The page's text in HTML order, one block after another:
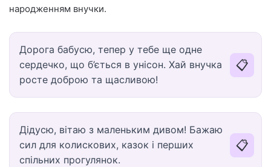
народженням внучки.
Дорога бабусю, тепер у тебе ще одне
сердечко, що б’ється в унісон. Хай внучка
росте доброю та щасливою!
📋
Дідусю, вітаю з маленьким дивом! Бажаю
сил для колискових, казок і перших
спільних прогулянок.
📋